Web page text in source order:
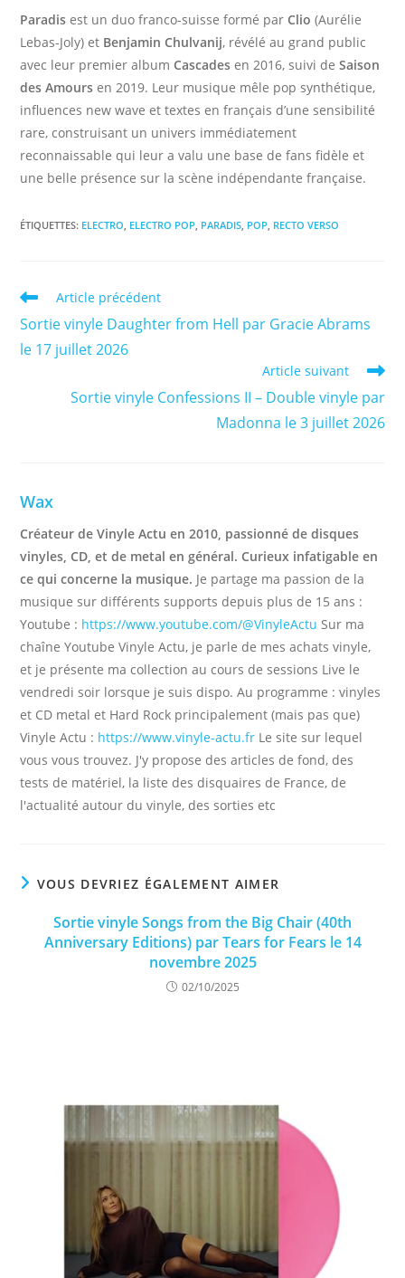
Paradis est un duo franco-suisse formé par Clio (Aurélie
Lebas-Joly) et Benjamin Chulvanij, révélé au grand public
avec leur premier album Cascades en 2016, suivi deSaison
des Amours en 2019. Leur musique mêle pop synthétique,
influences new wave et textes en français d’une sensibilité
rare, construisant un univers immédiatement
reconnaissable qui leur a valu une base de fans fidèle et
une belle présence sur la scène indépendante française.
ÉTIQUETTES: ELECTRO ELECTRO POP PARADIS POP RECTO VERSO
Read
articles
Article précédent
Sortie vinyle Daughter from Hell par Gracie Abrams
le 17 juillet 2026
Article suivant
Sortie vinyle Confessions II – Double vinyle par
Madonna le 3 juillet 2026
Wax
Créateur de Vinyle Actu en 2010, passionné de disques
vinyles, CD, et de metal en général. Curieux infatigable en
ce qui concerne la musique. Je partage ma passion de la
musique sur différents supports depuis plus de 15 ans :
Youtube : https://www.youtube.com/@VinyleActu Sur ma
chaîne Youtube Vinyle Actu, je parle de mes achats vinyle,
et je présente ma collection au cours de sessions Live le
vendredi soir lorsque je suis dispo. Au programme : vinyles
et CD metal et Hard Rock principalement (mais pas que)
Vinyle Actu : https://www.vinyle-actu.fr Le site sur lequel
vous vous trouvez. J'y propose des articles de fond, des
tests de matériel, la liste des disquaires de France, de
l'actualité autour du vinyle, des sorties etc
VOUS DEVRIEZ ÉGALEMENT AIMER
Sortie vinyle Songs from the Big Chair (40th
Anniversary Editions) par Tears for Fears le 14
novembre 2025
02/10/2025